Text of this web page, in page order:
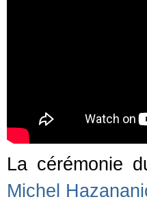
La cérémonie
Michel